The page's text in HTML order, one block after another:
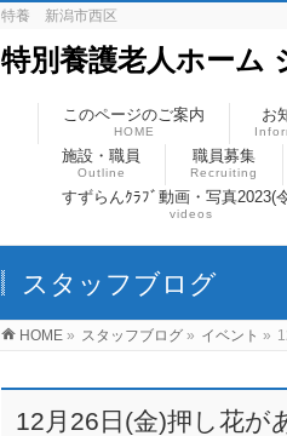
特養 新潟市西区
特別養護老人ホーム
このページのご案内
HOME
お
施設・職員
Outline
職員募集
Recruiting
すずらんｸﾗﾌﾞ動画・写真2023(
videos
スタッフブログ
HOME » スタッフブログ » イベント »
12月26日(金)押し花が